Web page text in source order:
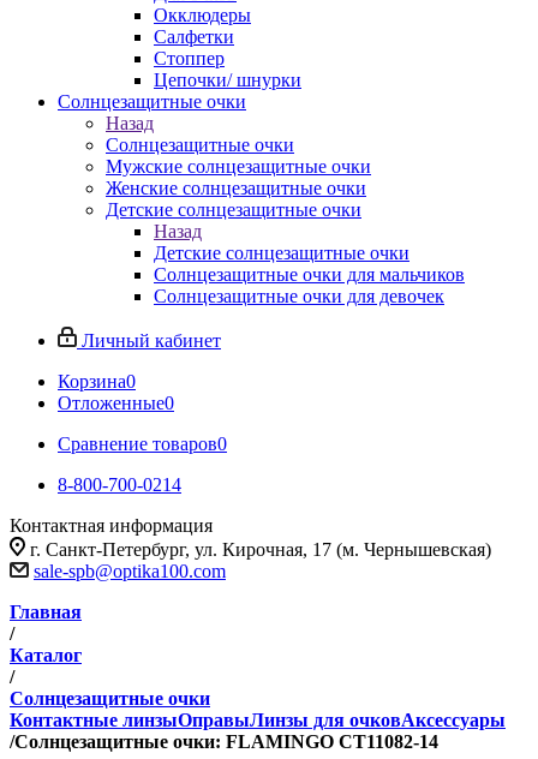
Окклюдеры
Салфетки
Стоппер
Цепочки/ шнурки
Солнцезащитные очки
Назад
Солнцезащитные очки
Мужские солнцезащитные очки
Женские солнцезащитные очки
Детские солнцезащитные очки
Назад
Детские солнцезащитные очки
Солнцезащитные очки для мальчиков
Солнцезащитные очки для девочек
Личный кабинет
Корзина0
Отложенные0
Сравнение товаров0
8-800-700-0214
Контактная информация
г. Санкт-Петербург, ул. Кирочная, 17 (м. Чернышевская)
sale-spb@optika100.com
Главная
/
Каталог
/
Солнцезащитные очки
Контактные линзыОправыЛинзы для очковАксессуары
/Солнцезащитные очки: FLAMINGO CT11082-14